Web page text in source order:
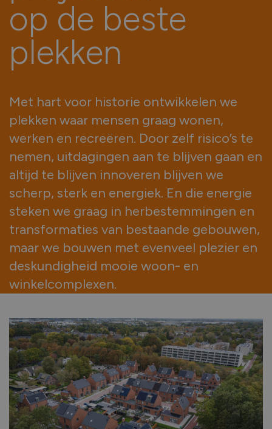
op de beste
plekken
Met hart voor historie ontwikkelen we
plekken waar mensen graag wonen,
werken en recreëren. Door zelf risico’s te
nemen, uitdagingen aan te blijven gaan en
altijd te blijven innoveren blijven we
scherp, sterk en energiek. En die energie
steken we graag in herbestemmingen en
transformaties van bestaande gebouwen,
maar we bouwen met evenveel plezier en
deskundigheid mooie woon- en
winkelcomplexen.